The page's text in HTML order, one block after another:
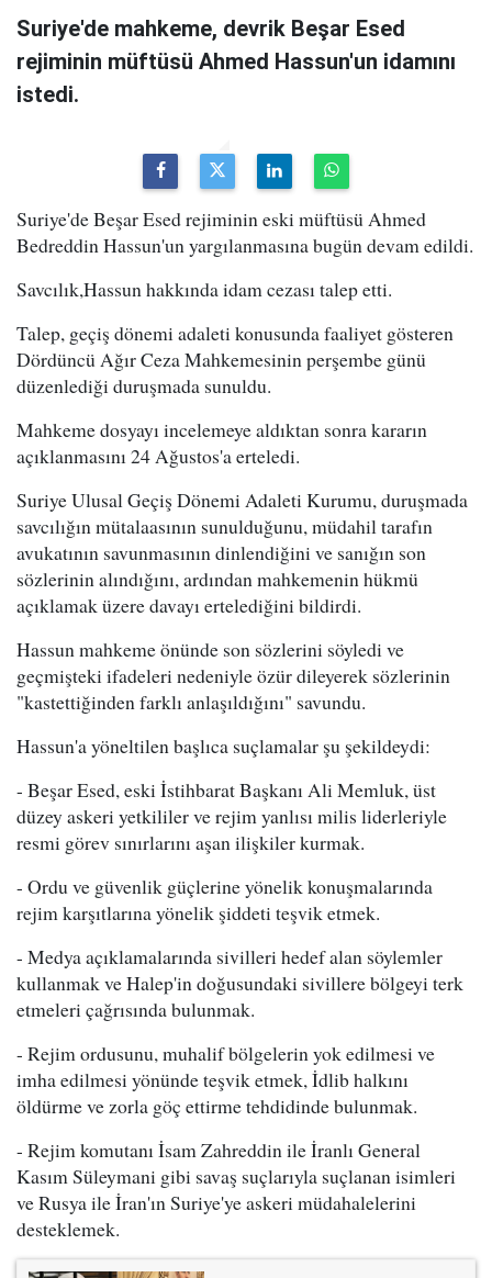
Suriye'de mahkeme, devrik Beşar Esed
rejiminin müftüsü Ahmed Hassun'un idamını
istedi.
Suriye'de Beşar Esed rejiminin eski müftüsü Ahmed
Bedreddin Hassun'un yargılanmasına bugün devam edildi.
Savcılık,Hassun hakkında idam cezası talep etti.
Talep, geçiş dönemi adaleti konusunda faaliyet gösteren
Dördüncü Ağır Ceza Mahkemesinin perşembe günü
düzenlediği duruşmada sunuldu.
Mahkeme dosyayı incelemeye aldıktan sonra kararın
açıklanmasını 24 Ağustos'a erteledi.
Suriye Ulusal Geçiş Dönemi Adaleti Kurumu, duruşmada
savcılığın mütalaasının sunulduğunu, müdahil tarafın
avukatının savunmasının dinlendiğini ve sanığın son
sözlerinin alındığını, ardından mahkemenin hükmü
açıklamak üzere davayı ertelediğini bildirdi.
Hassun mahkeme önünde son sözlerini söyledi ve
geçmişteki ifadeleri nedeniyle özür dileyerek sözlerinin
"kastettiğinden farklı anlaşıldığını" savundu.
Hassun'a yöneltilen başlıca suçlamalar şu şekildeydi:
- Beşar Esed, eski İstihbarat Başkanı Ali Memluk, üst
düzey askeri yetkililer ve rejim yanlısı milis liderleriyle
resmi görev sınırlarını aşan ilişkiler kurmak.
- Ordu ve güvenlik güçlerine yönelik konuşmalarında
rejim karşıtlarına yönelik şiddeti teşvik etmek.
- Medya açıklamalarında sivilleri hedef alan söylemler
kullanmak ve Halep'in doğusundaki sivillere bölgeyi terk
etmeleri çağrısında bulunmak.
- Rejim ordusunu, muhalif bölgelerin yok edilmesi ve
imha edilmesi yönünde teşvik etmek, İdlib halkını
öldürme ve zorla göç ettirme tehdidinde bulunmak.
- Rejim komutanı İsam Zahreddin ile İranlı General
Kasım Süleymani gibi savaş suçlarıyla suçlanan isimleri
ve Rusya ile İran'ın Suriye'ye askeri müdahalelerini
desteklemek.